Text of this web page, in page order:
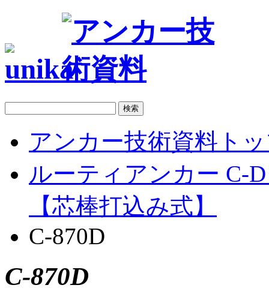
アンカー技術資料ト
ルーティアンカー C-
【芯棒打込み式】
C-870D
C-870D